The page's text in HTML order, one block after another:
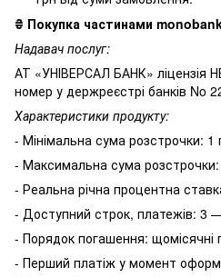
₴ Покупка частинами
Надавач послуг:
АТ «УНІВЕРСАЛ БАНК» ліцензія
номер у держреєстрі банків No
Характеристики продукту:
- Мінімальна сума розстрочки: 1
- Максимальна сума розстрочки:
- Реальна річна процентна
- Доступний строк, платежів: 3
- Порядок погашення: щомісячні
- Перший платіж у момент